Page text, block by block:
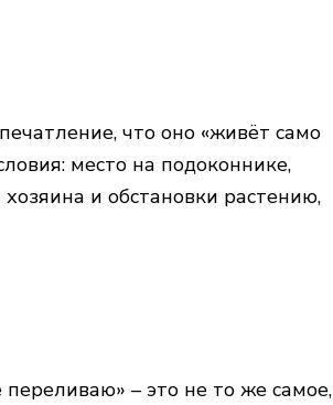
что оно «живёт само
место на подоконнике,
и обстановки растению,
– это не то же самое,